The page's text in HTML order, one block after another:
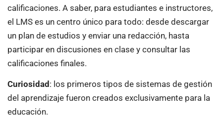
calificaciones. A saber, para estudiantes e instructores,
el LMS es un centro único para todo: desde descargar
un plan de estudios y enviar una redacción, hasta
participar en discusiones en clase y consultar las
calificaciones finales.
Curiosidad : los primeros tipos de sistemas de gestión
del aprendizaje fueron creados exclusivamente para la
educación.